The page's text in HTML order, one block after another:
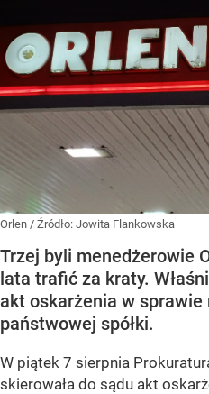
Orlen / Źródło: Jowita Flankowska
Trzej byli menedżerowie
lata trafić za kraty.
akt oskarżenia w
państwowej spółki.
W piątek 7 sierpnia
skierowała do sądu akt